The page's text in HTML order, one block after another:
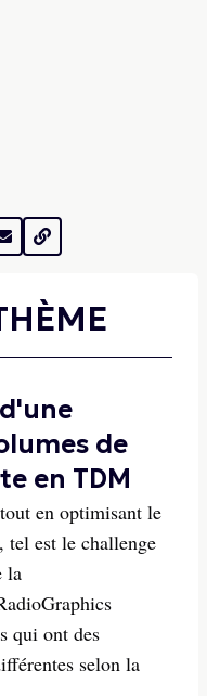
de
en TDM
en optimisant le
tel est le challenge
la
qui ont des
selon la